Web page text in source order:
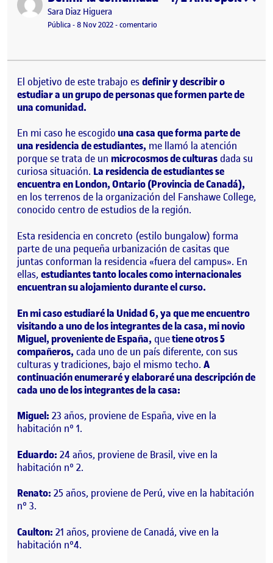
Publicado por
Sara Diaz Higuera
Visibilidad:
Pública-Fecha de publicación
8 Nov 2022-comentario
El objetivo de este trabajo esdefinir y describir o
estudiar a un grupo de personas que formen parte de
una comunidad.
En mi caso he escogidouna casa que forma parte de
una residencia de estudiantes, me llamó la atención
porque se trata de un microcosmos de culturas dada su
curiosa situación. La residencia de estudiantes se
encuentra enLondon, Ontario(Provincia de Canadá),
en los terrenos de la organización del Fanshawe College,
conocido centro de estudios de la región.
Esta residencia en concreto (estilo bungalow) forma
parte de una pequeña urbanización de casitas que
juntas conforman la residencia «fuera del campus». En
ellas, estudiantestanto locales como internacionales
encuentran su alojamiento durante el curso.
En mi caso estudiaré la Unidad 6, ya que me encuentro
visitando a uno de los integrantes de la casa, mi novio
Miguel, proveniente de España, quetiene otros 5
compañeros, cada uno de un país diferente, con sus
culturas y tradiciones, bajo el mismo techo. A
continuación enumeraré y elaboraré una descripción de
cada uno de los integrantes de la casa:
Miguel: 23 años, proviene de España, vive en la
habitación nº 1.
Eduardo: 24 años, proviene de Brasil, vive en la
habitación nº 2.
Renato: 25 años, proviene de Perú, vive en la habitación
nº 3.
Caulton: 21 años, proviene de Canadá, vive en la
habitación nº4.